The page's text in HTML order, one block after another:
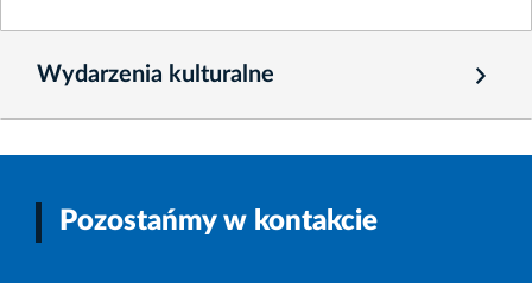
Wydarzenia kulturalne
Pozostańmy w kontakcie